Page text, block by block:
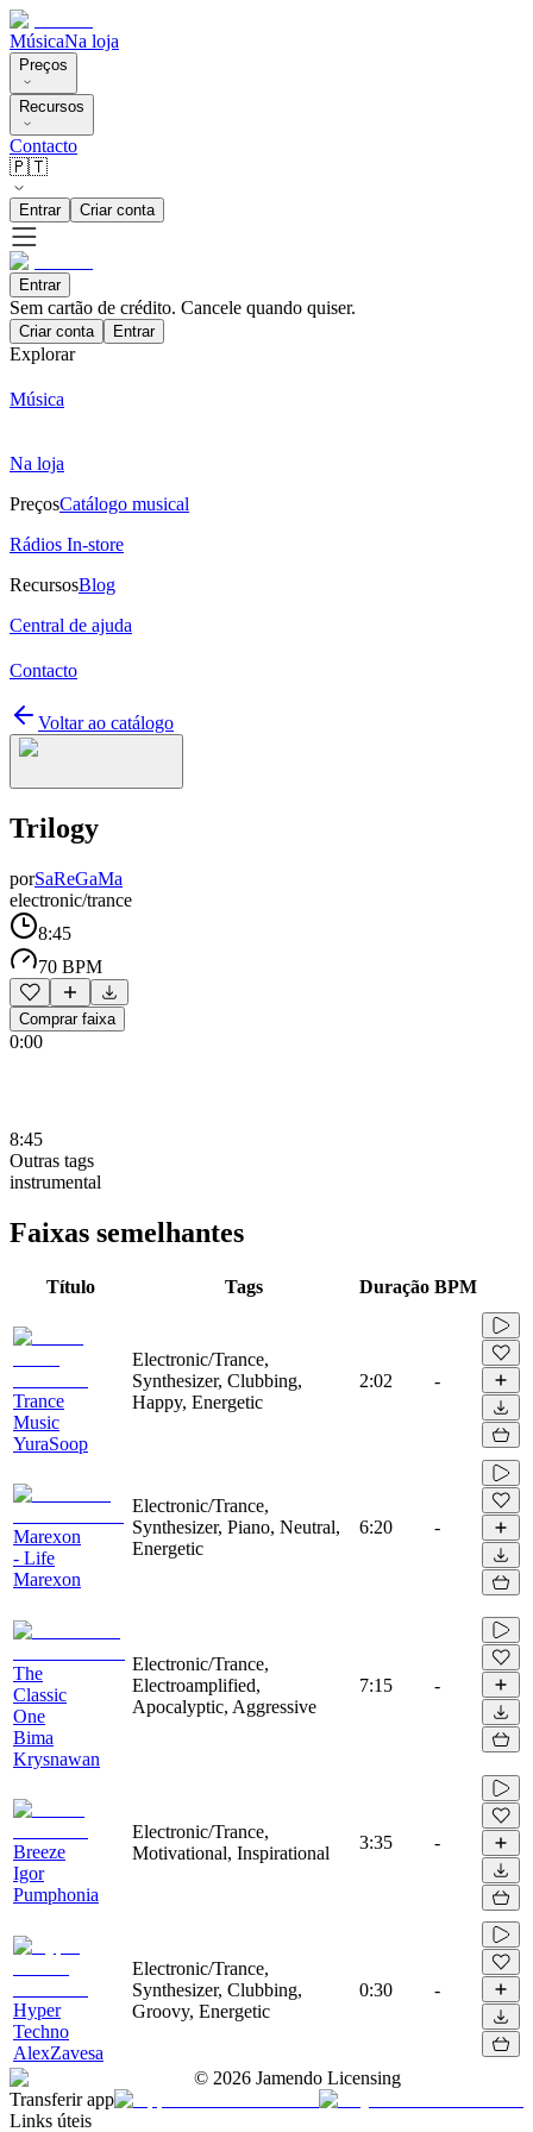
MúsicaNa loja
Preços
Recursos
Contacto
🇵🇹
Entrar Criar conta
Entrar
Sem cartão de crédito. Cancele quando quiser.
Criar conta Entrar
Explorar
Música
Na loja
PreçosCatálogo musical
Rádios In-store
RecursosBlog
Central de ajuda
Contacto
Voltar ao catálogo
Trilogy
porSaReGaMa
electronic/trance
8:45
70 BPM
Comprar faixa
0:00
8:45
Outras tags
instrumental
Faixas semelhantes
Título Tags Duração BPM
Trance
Music
YuraSoop
Electronic/Trance,
Synthesizer, Clubbing,
Happy, Energetic
2:02 -
Marexon
- Life
Marexon
Electronic/Trance,
Synthesizer, Piano, Neutral,
Energetic
6:20 -
The
Classic
One
Bima
Krysnawan
Electronic/Trance,
Electroamplified,
Apocalyptic, Aggressive
7:15 -
Breeze
Igor
Pumphonia
Electronic/Trance,
Motivational, Inspirational
3:35 -
Hyper
Techno
AlexZavesa
Electronic/Trance,
Synthesizer, Clubbing,
Groovy, Energetic
0:30 -
© 2026 Jamendo Licensing
Transferir app
Links úteis